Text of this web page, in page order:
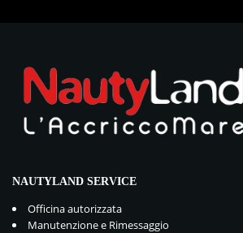
NAUTYLAND SERVICE
Officina autorizzata
Manutenzione e Rimessaggio